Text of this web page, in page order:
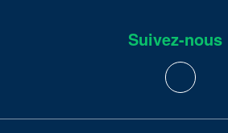
Suivez-nous